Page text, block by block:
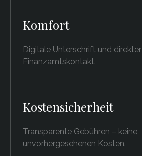
Komfort
Digitale Unterschrift und direkter
Finanzamtskontakt.
Kostensicherheit
Transparente Gebühren – keine
unvorhergesehenen Kosten.